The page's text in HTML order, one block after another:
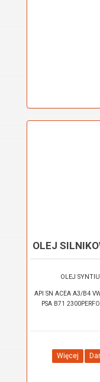
OLEJ
OLEJ
API SN ACEA A3/B4
PSA B71
Więcej